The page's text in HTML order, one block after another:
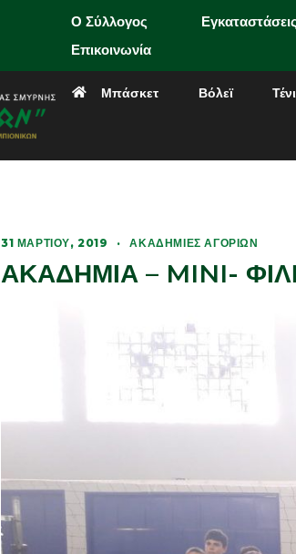
Ο Σύλλογος Εγκαταστάσεις
Επικοινωνία
Μπάσκετ Βόλεϊ
31 ΜΑΡΤΊΟΥ, 2019 · ΑΚΑΔΗΜΊΕΣ ΑΓΟΡΙΏΝ
ΑΚΑΔΗΜΙΑ – MINI-